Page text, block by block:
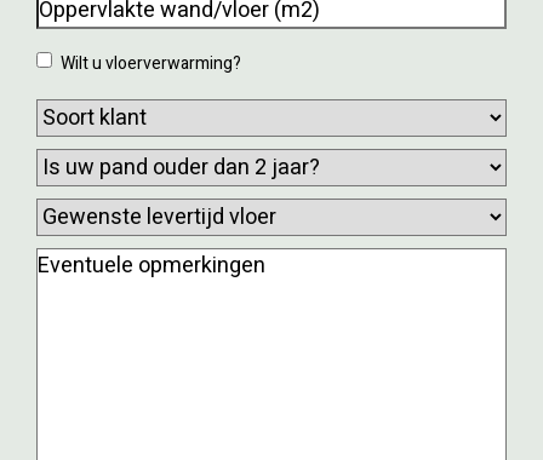
vloer/wand?
wand/vloer
(m2)
(Vereist)
Wilt
vloerverwarming?
Wilt u vloerverwarming?
Soort
klant(Vereist)
Is
uw
pand
ouder
Gewenste
levertijd
vloer(Vereist)
Eventuele